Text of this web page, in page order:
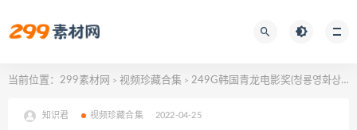
当前位置： 299素材网 > 视频珍藏合集 > 249G韩国青龙电影奖(청룡영화상 / Blue Dragon Awards)历届最佳影片网盘资源合集(共42届)，超清带中文字幕！
知识君 视频珍藏合集 2022-04-25